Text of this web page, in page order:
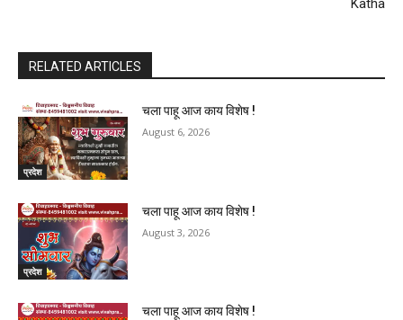
Katha
RELATED ARTICLES
प्रदेश
चला पाहू आज काय विशेष !
August 6, 2026
प्रदेश
चला पाहू आज काय विशेष !
August 3, 2026
चला पाहू आज काय विशेष !